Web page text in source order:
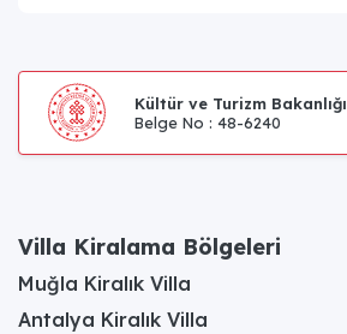
Kültür ve Turizm Bakanlığı
Belge No : 48-6240
Villa Kiralama Bölgeleri
Muğla Kiralık Villa
Antalya Kiralık Villa